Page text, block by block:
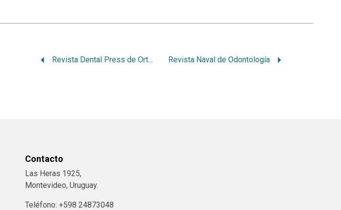
Revista Dental Press de Ortodontia e Ortopedia Facial Revista Naval de Odontología
Contacto
Las Heras 1925,
Montevideo, Uruguay.
Teléfono: +598 24873048